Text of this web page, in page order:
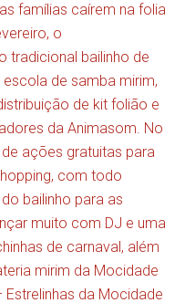
famílias caírem na folia
o
tradicional bailinho de
de samba mirim,
de kit folião e
da Animasom. No
ações gratuitas para
com todo
bailinho para as
muito com DJ e uma
de carnaval, além
mirim da Mocidade
Estrelinhas da Mocidade